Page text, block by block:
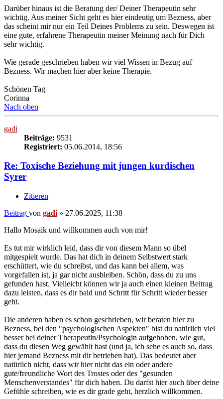
Darüber hinaus ist die Beratung der/ Deiner Therapeutin sehr
wichtig. Aus meiner Sicht geht es hier eindeutig um Bezness, aber
das scheint mir nur ein Teil Deines Problems zu sein. Deswegen ist
eine gute, erfahrene Therapeutin meiner Meinung nach für Dich
sehr wichtig.
Wie gerade geschrieben haben wir viel Wissen in Bezug auf
Bezness. Wir machen hier aber keine Therapie.
Schönen Tag
Corinna
Nach oben
gadi
Beiträge: 9531
Registriert: 05.06.2014, 18:56
Re: Toxische Beziehung mit jungen kurdischen
Syrer
Zitieren
Beitrag von gadi » 27.06.2025, 11:38
Hallo Mosaik und willkommen auch von mir!
Es tut mir wirklich leid, dass dir von diesem Mann so übel
mitgespielt wurde. Das hat dich in deinem Selbstwert stark
erschüttert, wie du schreibst, und das kann bei allem, was
vorgefallen ist, ja gar nicht ausbleiben. Schön, dass du zu uns
gefunden hast. Vielleicht können wir ja auch einen kleinen Beitrag
dazu leisten, dass es dir bald und Schritt für Schritt wieder besser
geht.
Die anderen haben es schon geschrieben, wir beraten hier zu
Bezness, bei den "psychologischen Aspekten" bist du natürlich viel
besser bei deiner Therapeutin/Psychologin aufgehoben, wie gut,
dass du diesen Weg gewählt hast (und ja, ich sehe es auch so, dass
hier jemand Bezness mit dir betrieben hat). Das bedeutet aber
natürlich nicht, dass wir hier nicht das ein oder andere
gute/freundliche Wort des Trostes oder des "gesunden
Menschenverstandes" für dich haben. Du darfst hier auch über deine
Gefühle schreiben, wie es dir grade geht, herzlich willkommen.